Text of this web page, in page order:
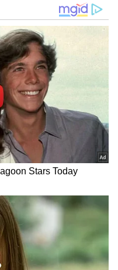
செயல்பட்டு
100
தொடரும்.
முதன்மைத்